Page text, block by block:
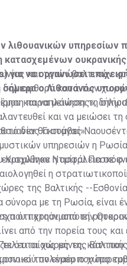
λιθουανικών υπηρεσίων
κατασχεμένων
για να οργανώσει
σήμερα ο Λιθουανός
και τριών βαλτικών
δολιοφθορά κατά των
και να μειώσει τη
παραπλάνησης»,
και να μειώσει
δεν θα συμβεί».
Γκιτάνας
υπηρεσιών η Ρωσία
η ασφάλεια σε
Ντμίτρι Πεσκόφ
η
της Βαλτικής --
με τη Ρωσία, είναι
ότι χρησιμοποιεί
που πετούν από την
από την πορεία τους
μήνες, κάτι
πολέμου που
ότι οι χώρες της
τον εναέριο χώρο